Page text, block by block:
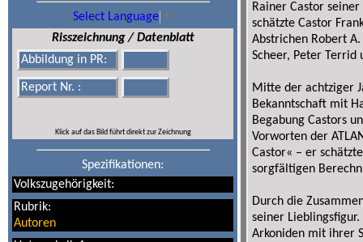
Select Language ▼
Risszeichnung / Datenblatt
Abbildung in PR:
Report Nr. :
Klick auf das Bild führt direkt zur Zeichnung
Spezifikationen:
Volkszugehörigkeit:
Rubrik:
Autoren
Rainer Castor
schätzte Castor
Abstrichen Robert
Scheer, Peter Terrid
Mitte der achtziger
Bekanntschaft mit
Begabung Castors
Vorworten der
Castor« – er
sorgfältigen
Durch die
seiner
Arkoniden mit ihrer